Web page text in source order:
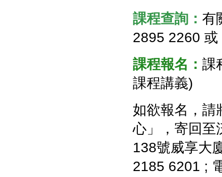
課程查詢： 有
2895 2260
課程報名： 課
課程講義)
如欲報名，請
心」，寄回至
138號威享大
2185 6201 ;